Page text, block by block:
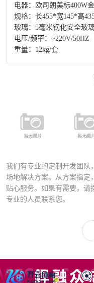
电器：欧司朗美标400W金
规格：长455*宽145*高
玻璃：5毫米钢化安全玻
电压/频率：~220V/50HZ
重量：12kg/套
铝合金专业足
球场专用灯
（高级定制）
FYD-400
金压铸
（直泡
我们有专业的定制开发团队
场地解决方案。从方案指定
贴心服务。如果有需要，请
专业的人员联系您。